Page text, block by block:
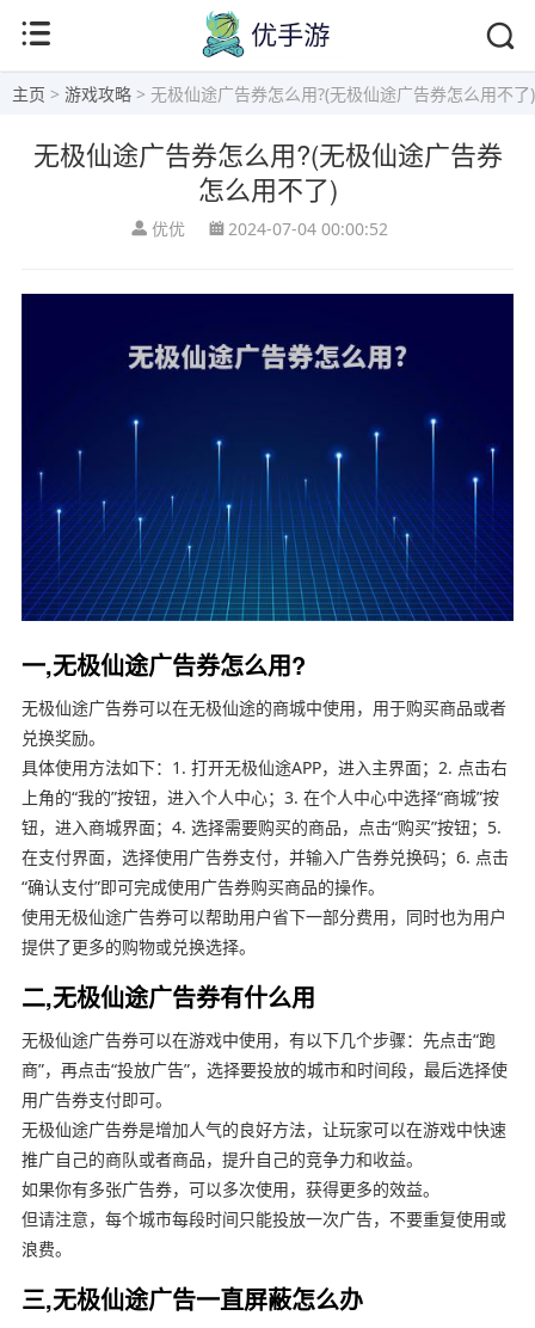
主页 > 游戏攻略 > 无极仙途广告券怎么用?(无极仙途广告券怎么用不了)
无极仙途广告券怎么用?(无极仙途广告券
怎么用不了)
优优 2024-07-04 00:00:52
一,无极仙途广告券怎么用?
无极仙途广告券可以在无极仙途的商城中使用，用于购买商品或者
兑换奖励。
具体使用方法如下：1. 打开无极仙途APP，进入主界面；2. 点击右
上角的“我的”按钮，进入个人中心；3. 在个人中心中选择“商城”按
钮，进入商城界面；4. 选择需要购买的商品，点击“购买”按钮；5.
在支付界面，选择使用广告券支付，并输入广告券兑换码；6. 点击
“确认支付”即可完成使用广告券购买商品的操作。
使用无极仙途广告券可以帮助用户省下一部分费用，同时也为用户
提供了更多的购物或兑换选择。
二,无极仙途广告券有什么用
无极仙途广告券可以在游戏中使用，有以下几个步骤：先点击“跑
商”，再点击“投放广告”，选择要投放的城市和时间段，最后选择使
用广告券支付即可。
无极仙途广告券是增加人气的良好方法，让玩家可以在游戏中快速
推广自己的商队或者商品，提升自己的竞争力和收益。
如果你有多张广告券，可以多次使用，获得更多的效益。
但请注意，每个城市每段时间只能投放一次广告，不要重复使用或
浪费。
三,无极仙途广告一直屏蔽怎么办